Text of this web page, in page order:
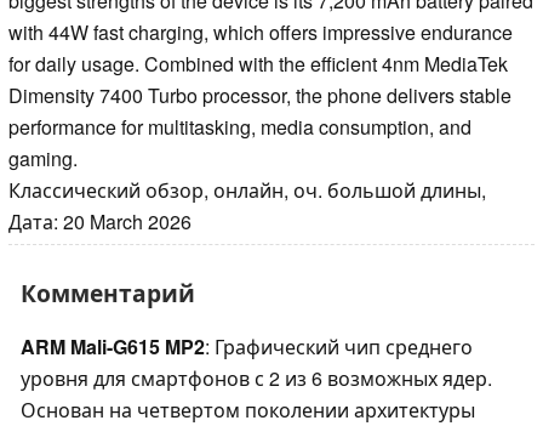
with 44W fast charging, which offers impressive endurance
for daily usage. Combined with the efficient 4nm MediaTek
Dimensity 7400 Turbo processor, the phone delivers stable
performance for multitasking, media consumption, and
gaming.
Классический обзор, онлайн, оч. большой длины,
Дата: 20 March 2026
Комментарий
ARM Mali-G615 MP2: Графический чип среднего
уровня для смартфонов с 2 из 6 возможных ядер.
Основан на четвертом поколении архитектуры